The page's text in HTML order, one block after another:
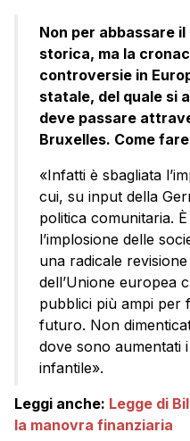
Non per abbassare
storica, ma la
controversie in
statale, del quale si
deve passare
Bruxelles. Come
«Infatti è sbagliata
cui, su input della
politica comunitaria.
l’implosione delle
una radicale
dell’Unione europea
pubblici più ampi per
futuro. Non
dove sono aumentati
infantile».
Leggi anche: Legge di
la manovra finanziaria